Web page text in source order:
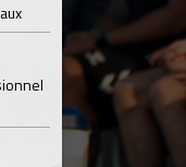
Ian Cathro : "La
vont commencer"
Samedi 01 Août
Une victoire